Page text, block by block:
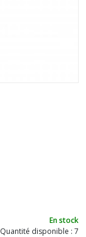
En stock
Quantité disponible : 7